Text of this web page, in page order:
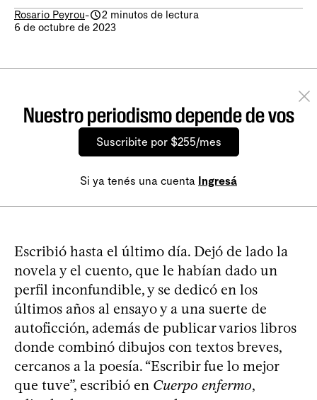
Rosario Peyrou-
2 minutos de lectura
6 de octubre de 2023
Nuestro periodismo depende de vos
Suscribite por $255/mes
Si ya tenés una cuenta Ingresá
Escribió hasta el último día. Dejó de lado la
novela y el cuento, que le habían dado un
perfil inconfundible, y se dedicó en los
últimos años al ensayo y a una suerte de
autoficción, además de publicar varios libros
donde combinó dibujos con textos breves,
cercanos a la poesía. “Escribir fue lo mejor
que tuve”, escribió en Cuerpo enfermo,